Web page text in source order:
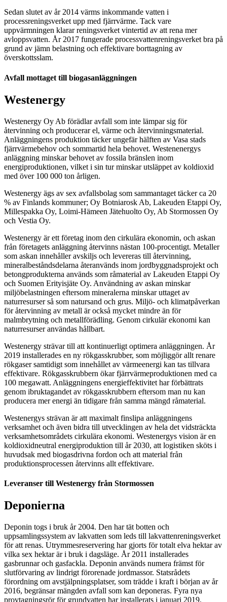
Sedan slutet av år 2014 värms inkommande vatten i
processreningsverket upp med fjärrvärme. Tack vare
uppvärmningen klarar reningsverket vintertid av att rena mer
avloppsvatten. År 2017 fungerade processvattenreningsverket bra på
grund av jämn belastning och effektivare borttagning av
överskottsslam.
Avfall mottaget till biogasanläggningen
Westenergy
Westenergy Oy Ab förädlar avfall som inte lämpar sig för
återvinning och producerar el, värme och återvinningsmaterial.
Anläggningens produktion täcker ungefär hälften av Vasa stads
fjärrvärmebehov och sommartid hela behovet. Westenenergys
anläggning minskar behovet av fossila bränslen inom
energiproduktionen, vilket i sin tur minskar utsläppet av koldioxid
med över 100 000 ton årligen.
Westenergy ägs av sex avfallsbolag som sammantaget täcker ca 20
% av Finlands kommuner; Oy Botniarosk Ab, Lakeuden Etappi Oy,
Millespakka Oy, Loimi-Hämeen Jätehuolto Oy, Ab Stormossen Oy
och Vestia Oy.
Westenergy är ett företag inom den cirkulära ekonomin, och askan
från företagets anläggning återvinns nästan 100-procentigt. Metaller
som askan innehåller avskiljs och levereras till återvinning,
mineralbeståndsdelarna återanvänds inom jordbyggnadsprojekt och
betongprodukterna används som råmaterial av Lakeuden Etappi Oy
och Suomen Erityisjäte Oy. Användning av askan minskar
miljöbelastningen eftersom mineralerna minskar uttaget av
naturresurser så som natursand och grus. Miljö- och klimatpåverkan
för återvinning av metall är också mycket mindre än för
malmbrytning och metallförädling. Genom cirkulär ekonomi kan
naturresurser användas hållbart.
Westenergy strävar till att kontinuerligt optimera anläggningen. År
2019 installerades en ny rökgasskrubber, som möjliggör allt renare
rökgaser samtidigt som innehållet av värmeenergi kan tas tillvara
effektivare. Rökgasskrubbern ökar fjärrvärmeproduktionen med ca
100 megawatt. Anläggningens energieffektivitet har förbättrats
genom ibruktagandet av rökgasskrubbern eftersom man nu kan
producera mer energi än tidigare från samma mängd råmaterial.
Westenergys strävan är att maximalt finslipa anläggningens
verksamhet och även bidra till utvecklingen av hela det vidsträckta
verksamhetsområdets cirkulära ekonomi. Westenergys vision är en
koldioxidneutral energiproduktion till år 2030, att logistiken sköts i
huvudsak med biogasdrivna fordon och att material från
produktionsprocessen återvinns allt effektivare.
Leveranser till Westenergy från Stormossen
Deponierna
Deponin togs i bruk år 2004. Den har tät botten och
uppsamlingssystem av lakvatten som leds till lakvattenreningsverket
för att renas. Utrymmesreservering har gjorts för totalt elva hektar av
vilka sex hektar är i bruk i dagsläge. År 2011 installerades
gasbrunnar och gasfackla. Deponin används numera främst för
slutförvaring av lindrigt förorenade jordmassor. Statsrådets
förordning om avstjälpningsplatser, som trädde i kraft i början av år
2016, begränsar mängden avfall som kan deponeras. Fyra nya
provtagningsrör för grundvatten har installerats i januari 2019.